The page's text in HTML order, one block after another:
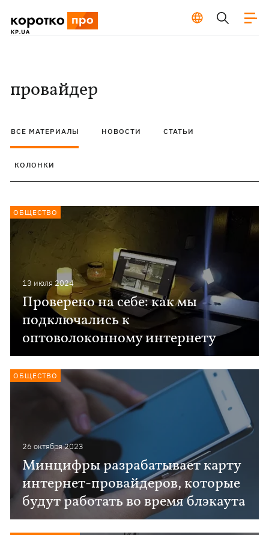
провайдер
ВСЕ МАТЕРИАЛЫ НОВОСТИ СТАТЬИ
КОЛОНКИ
13 июля 2024
Проверено на себе: как мы
подключались к
оптоволоконному интернету
ОБЩЕСТВО
26 октября 2023
Минцифры разрабатывает карту
интернет-провайдеров, которые
будут работать во время блэкаута
ОБЩЕСТВО